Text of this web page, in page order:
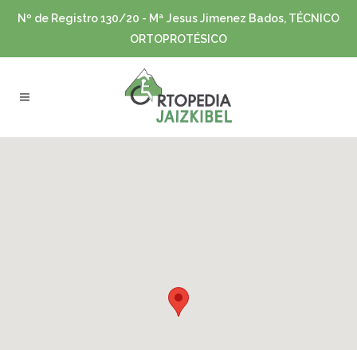
Nº de Registro 130/20 - Mª Jesus Jimenez Bados, TÉCNICO
ORTOPROTÉSICO